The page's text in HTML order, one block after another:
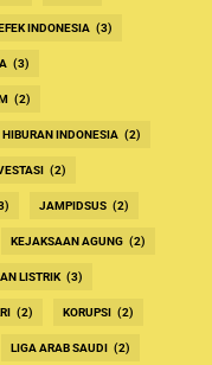
INDONESIA (3)
(3)
(2)
HIBURAN INDONESIA (2)
(2)
JAMPIDSUS (2)
KEJAKSAAN AGUNG (2)
LISTRIK (3)
(2) KORUPSI (2)
LIGA ARAB SAUDI (2)